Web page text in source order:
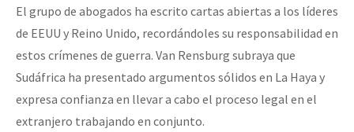
El grupo de abogados ha escrito cartas abiertas a los líderes
de EEUU y Reino Unido, recordándoles su responsabilidad en
estos crímenes de guerra. Van Rensburg subraya que
Sudáfrica ha presentado argumentos sólidos en La Haya y
expresa confianza en llevar a cabo el proceso legal en el
extranjero trabajando en conjunto.